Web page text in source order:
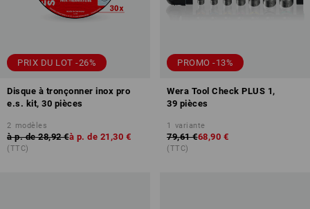
PRIX DU LOT -26%
Disque à tronçonner inox pro
e.s. kit, 30 pièces
2 modèles
à p. de 28,92 €à p. de 21,30 €
(TTC)
PROMO -13%
Wera Tool Check PLUS 1,
39 pièces
1 variante
79,61 €68,90 €
(TTC)